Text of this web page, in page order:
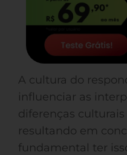
A cultura do
influenciar as
diferenças
resultando em
fundamental ter